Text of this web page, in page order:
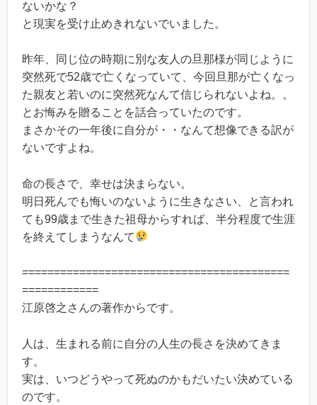
ないかな？
と現実を受け止めきれないでいました。
昨年、同じ位の時期に別な友人の旦那様が同じように
突然死で52歳で亡くなっていて、今回旦那が亡くなっ
た親友と若いのに突然死なんて信じられないよね。。
とお悔みを贈ることを話合っていたのです。
まさかその一年後に自分が・・なんて想像できる訳が
ないですよね。
命の長さで、幸せは決まらない。
明日死んでも悔いのないように生きなさい、と言われ
ても99歳まで生きた祖母からすれば、半分程度で生涯
を終えてしまうなんて
==========================================
============
江原啓之さんの著作からです。
人は、生まれる前に自分の人生の長さを決めてきま
す。
実は、いつどうやって死ぬのかもだいたい決めている
のです。